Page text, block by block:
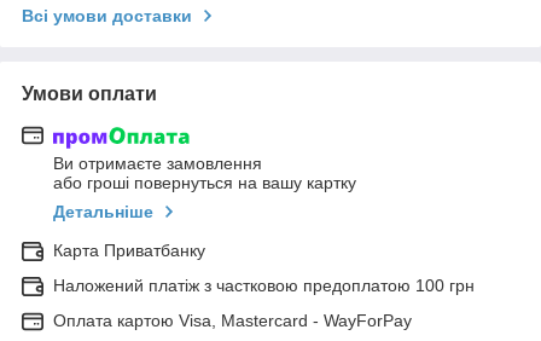
Всі умови доставки
Умови оплати
Ви отримаєте замовлення
або гроші повернуться на вашу картку
Детальніше
Карта Приватбанку
Наложений платіж з частковою предоплатою 100 грн
Оплата картою Visa, Mastercard - WayForPay